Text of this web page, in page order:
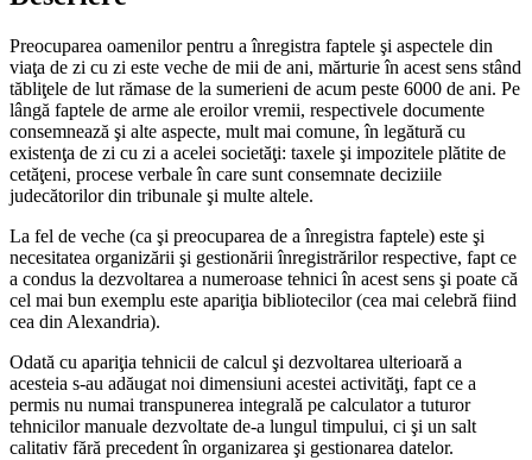
Preocuparea oamenilor pentru a înregistra faptele şi aspectele din
viaţa de zi cu zi este veche de mii de ani, mărturie în acest sens stând
tăbliţele de lut rămase de la sumerieni de acum peste 6000 de ani. Pe
lângă faptele de arme ale eroilor vremii, respectivele documente
consemnează şi alte aspecte, mult mai comune, în legătură cu
existenţa de zi cu zi a acelei societăţi: taxele şi impozitele plătite de
cetăţeni, procese verbale în care sunt consemnate deciziile
judecătorilor din tribunale şi multe altele.
La fel de veche (ca şi preocuparea de a înregistra faptele) este şi
necesitatea organizării şi gestionării înregistrărilor respective, fapt ce
a condus la dezvoltarea a numeroase tehnici în acest sens şi poate că
cel mai bun exemplu este apariţia bibliotecilor (cea mai celebră fiind
cea din Alexandria).
Odată cu apariţia tehnicii de calcul şi dezvoltarea ulterioară a
acesteia s-au adăugat noi dimensiuni acestei activităţi, fapt ce a
permis nu numai transpunerea integrală pe calculator a tuturor
tehnicilor manuale dezvoltate de-a lungul timpului, ci şi un salt
calitativ fără precedent în organizarea şi gestionarea datelor.